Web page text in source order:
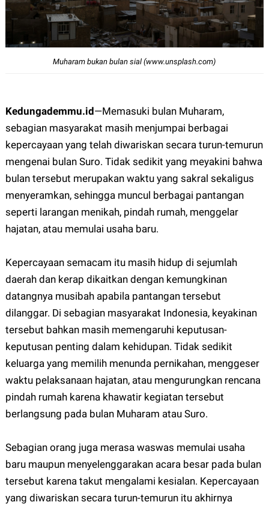
Muharam bukan bulan sial (www.unsplash.com)
Kedungademmu.id—Memasuki bulan Muharam,
sebagian masyarakat masih menjumpai berbagai
kepercayaan yang telah diwariskan secara turun-temurun
mengenai bulan Suro. Tidak sedikit yang meyakini bahwa
bulan tersebut merupakan waktu yang sakral sekaligus
menyeramkan, sehingga muncul berbagai pantangan
seperti larangan menikah, pindah rumah, menggelar
hajatan, atau memulai usaha baru.
Kepercayaan semacam itu masih hidup di sejumlah
daerah dan kerap dikaitkan dengan kemungkinan
datangnya musibah apabila pantangan tersebut
dilanggar. Di sebagian masyarakat Indonesia, keyakinan
tersebut bahkan masih memengaruhi keputusan-
keputusan penting dalam kehidupan. Tidak sedikit
keluarga yang memilih menunda pernikahan, menggeser
waktu pelaksanaan hajatan, atau mengurungkan rencana
pindah rumah karena khawatir kegiatan tersebut
berlangsung pada bulan Muharam atau Suro.
Sebagian orang juga merasa waswas memulai usaha
baru maupun menyelenggarakan acara besar pada bulan
tersebut karena takut mengalami kesialan. Kepercayaan
yang diwariskan secara turun-temurun itu akhirnya